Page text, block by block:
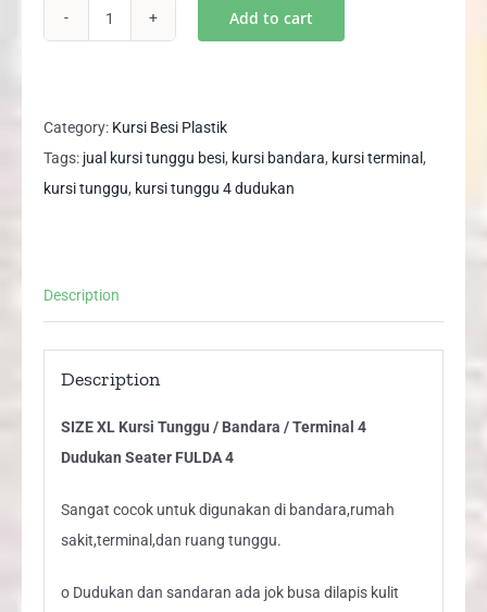
Tunggu
/
Bandara
Dudukan
quantity
Add to cart
Category: Kursi Besi Plastik
Tags: jual kursi tunggu besi, kursi bandara, kursi terminal ,
kursi tunggu, kursi tunggu 4 dudukan
Description
Description
SIZE XL Kursi Tunggu / Bandara / Terminal 4
Dudukan Seater FULDA 4
Sangat cocok untuk digunakan di bandara,rumah
sakit,terminal,dan ruang tunggu.
o Dudukan dan sandaran ada jok busa dilapis kulit